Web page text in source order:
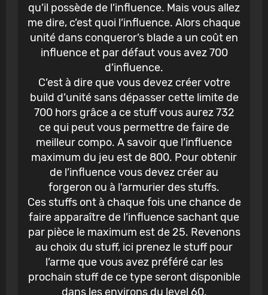
qu’il possède de l’influence. Mais vous allez
me dire, c’est quoi l’influence. Alors chaque
unité dans conqueror’s blade a un coût en
influence et par défaut vous avez 700
d’influence.
C’est à dire que vous devez créer votre
build d’unité sans dépasser cette limite de
700 hors grâce a ce stuff vous aurez 732
ce qui peut vous permettre de faire de
meilleur compo. A savoir que l’influence
maximum du jeu est de 800. Pour obtenir
de l’influence vous devez créer au
forgeron ou à l'armurier des stuffs.
Ces stuffs ont à chaque fois une chance de
faire apparaître de l’influence sachant que
par pièce le maximum est de 25. Revenons
au choix du stuff, ici prenez le stuff pour
l’arme que vous avez préféré car les
prochain stuff de ce type seront disponible
dans les environs du level 60.